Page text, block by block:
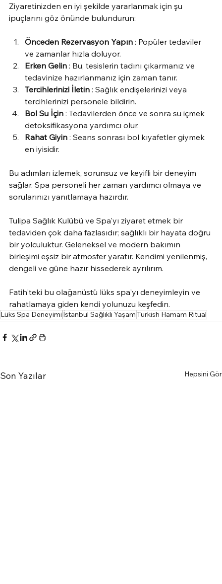
Ziyaretinizden en iyi şekilde yararlanmak için şu
ipuçlarını göz önünde bulundurun:
Önceden Rezervasyon Yapın : Popüler tedaviler
ve zamanlar hızla doluyor.
Erken Gelin : Bu, tesislerin tadını çıkarmanız ve
tedavinize hazırlanmanız için zaman tanır.
Tercihlerinizi İletin : Sağlık endişelerinizi veya
tercihlerinizi personele bildirin.
Bol Su İçin : Tedavilerden önce ve sonra su içmek
detoksifikasyona yardımcı olur.
Rahat Giyin : Seans sonrası bol kıyafetler giymek
en iyisidir.
Bu adımları izlemek, sorunsuz ve keyifli bir deneyim
sağlar. Spa personeli her zaman yardımcı olmaya ve
sorularınızı yanıtlamaya hazırdır.
Tulipa Sağlık Kulübü ve Spa'yı ziyaret etmek bir
tedaviden çok daha fazlasıdır; sağlıklı bir hayata doğru
bir yolculuktur. Geleneksel ve modern bakımın
birleşimi eşsiz bir atmosfer yaratır. Kendimi yenilenmiş,
dengeli ve güne hazır hissederek ayrılırım.
Fatih'teki bu olağanüstü lüks spa'yı deneyimleyin ve
rahatlamaya giden kendi yolunuzu keşfedin.
Lüks Spa Deneyimi İstanbul Sağlıklı YaşamTurkish Hamam Ritual
Son Yazılar Hepsini Gör